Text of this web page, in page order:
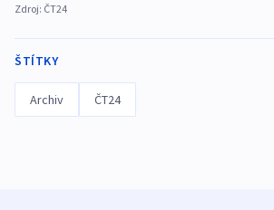
Zdroj: ČT24
ŠTÍTKY
Archiv ČT24